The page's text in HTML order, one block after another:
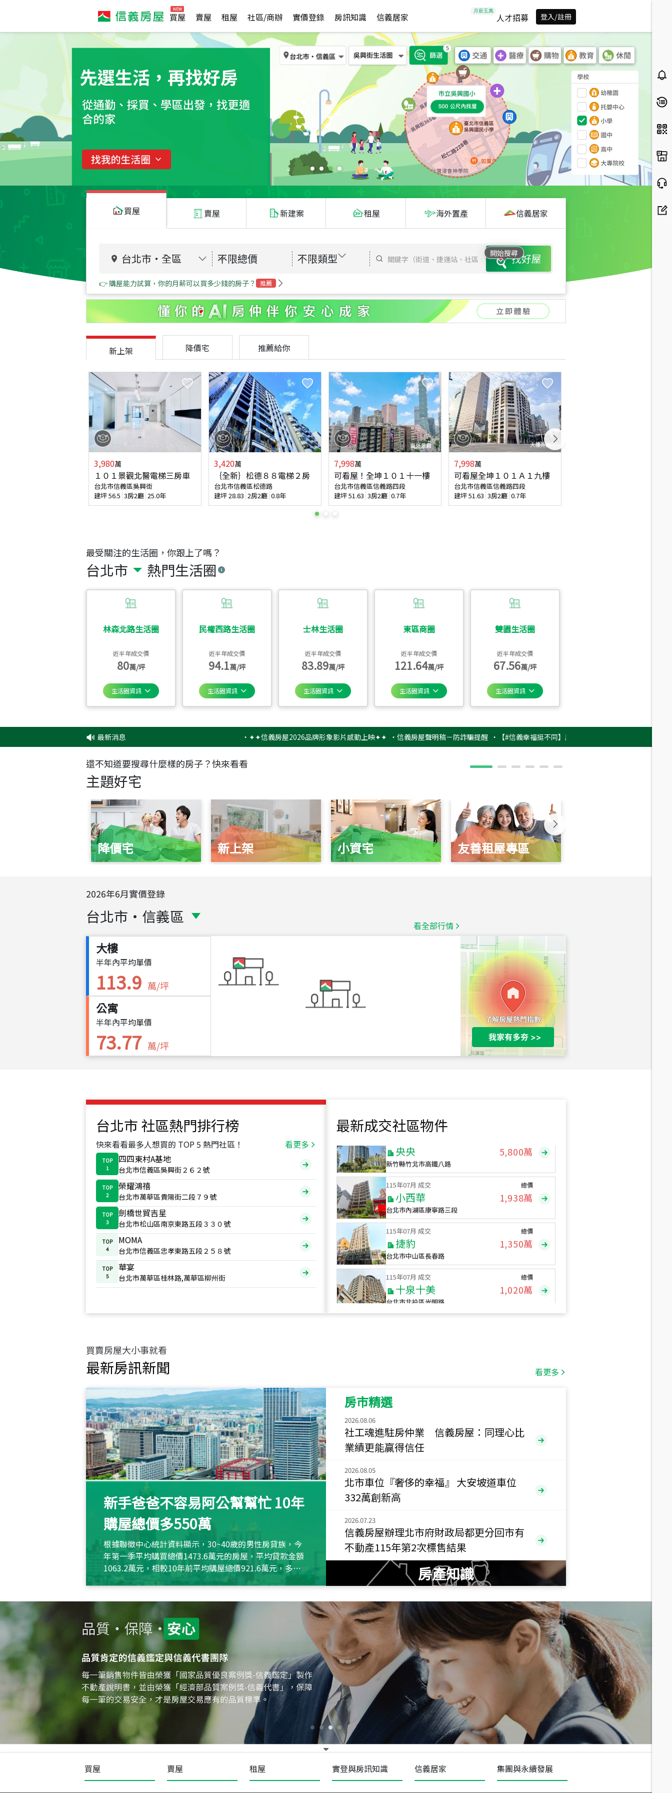
買屋 賣屋 租屋 社區/商辦 實價登錄 房訊知識 信義居家 人才招募 登入/註冊
買屋 賣屋 新建案 租屋 海外置產 信義居家
台北市 ・ 全區 不限總價 不限類型
開始搜尋
找好屋
👉 購屋能力試算，你的月薪可以買多少錢的房子？ 推薦
最受關注的生活圈，你跟上了嗎？
台北市 熱門生活圈
林森北路生活圈
近半年成交價
80萬/坪
生活圈資訊
民權西路生活圈
近半年成交價
94.1萬/坪
生活圈資訊
士林生活圈
近半年成交價
83.89萬/坪
生活圈資訊
東區商圈
近半年成交價
121.64萬/坪
生活圈資訊
雙園生活圈
近半年成交價
67.56萬/坪
生活圈資訊
新上架 降價宅 推薦給你
3,980萬
１０１景觀北醫電梯三房車
台北市信義區吳興街
建坪56.5 3房2廳 25.0年
3,420萬
｛全新｝松德８８電梯２房
台北市信義區松德路
建坪28.83 2房2廳 0.8年
7,998萬
可看屋！全坤１０１十一樓
台北市信義區信義路四段
建坪51.63 3房2廳 0.7年
7,998萬
可看屋全坤１０１Ａ１九樓
台北市信義區信義路四段
建坪51.63 3房2廳 0.7年
最新消息 ✦✦信義房屋2026品牌形象影片感動上映✦✦ ‧信義房屋聲明稿－防詐騙提醒 ‧【#信義幸福挺不同】用實力，讓升職免抽號碼牌！最新雇主品
還不知道要搜尋什麼樣的房子？快來看看
主題好宅
降價宅 新上架 小資宅 友善租屋專區
2026年6月實價登錄
台北市 ・ 信義區 看全部行情
大樓
半年內平均單價
113.9 萬/坪
公寓
半年內平均單價
73.77 萬/坪
台北市 社區熱門排行榜
快來看看最多人想買的 TOP 5 熱門社區！ 看更多
TOP
1
四四東村A基地
台北市信義區吳興街２６２號
TOP
2
榮耀鴻禧
台北市萬華區貴陽街二段７９號
TOP
3
劍橋世貿吉星
台北市松山區南京東路五段３３０號
TOP
4
MOMA
台北市信義區忠孝東路五段２５８號
TOP
5
華宴
台北市萬華區桂林路,萬華區柳州街
最新成交社區物件
台北市中山區長春路
1,020萬
總價
490萬
新竹市新竹市慈祥路
總價
1,808萬
115年07月 成交
新竹縣竹北市高鐵八路
115年07月 成交
小西華
台北市內湖區康寧路三段
總價
1,938萬
115年07月 成交
捷豹
台北市中山區長春路
總價
1,350萬
115年07月 成交
十泉十美
台北市北投區光明路
總價
1,020萬
115年07月 成交
115
新北市永和區環河西路二段
115年07月 成交
央央 5,800萬
115年
小西華 1,938萬
115 年07月 成交
捷豹
台北市中山區長春路
115年07月 成交
十泉十美
台北市北投區光明路
總價
1,020萬
年 月 成交
四維天廈
新竹市新竹市四維路
總價
490萬
115 月 成交
菁英典藏
新竹市新竹市慈祥路
1,808
買賣房屋大小事就看
最新房訊新聞 看更多
新手爸爸不容易阿公幫幫忙 10年
購屋總價多550萬
根據聯徵中心統計資料顯示，30~40歲的男性房貸族，今
年第一季平均購買總價1473.6萬元的房屋，平均貸款金額
1063.2萬元，相較10年前平均購屋總價921.6萬元，多出
約550萬元，且貸款金額也多
房市精選
2026.08.06
社工魂進駐房仲業 信義房屋：同理心比
業績更能贏得信任
2026.08.05
北市車位『奢侈的幸福』 大安坡道車位
332萬創新高
2026.07.23
信義房屋辦理北市府財政局都更分回市有
不動產115年第2次標售結果
房產知識
買屋 賣屋 租屋 實登與房訊知識 信義居家 集團與永續發展